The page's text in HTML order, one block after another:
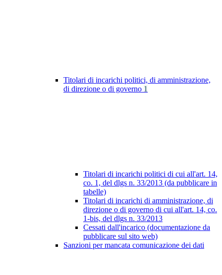
Titolari di incarichi politici, di amministrazione,
di direzione o di governo 1
Titolari di incarichi politici di cui all'art. 14,
co. 1, del dlgs n. 33/2013 (da pubblicare in
tabelle)
Titolari di incarichi di amministrazione, di
direzione o di governo di cui all'art. 14, co.
1-bis, del dlgs n. 33/2013
Cessati dall'incarico (documentazione da
pubblicare sul sito web)
Sanzioni per mancata comunicazione dei dati